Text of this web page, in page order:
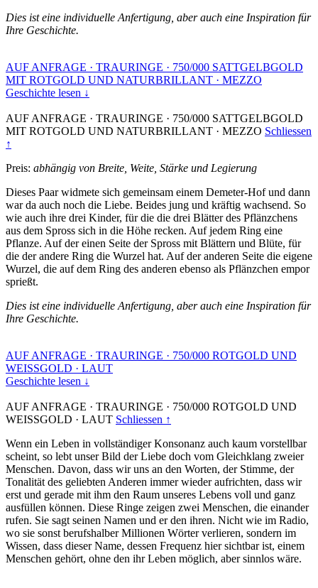
Dies ist eine individuelle Anfertigung, aber auch eine Inspiration für
Ihre Geschichte.
AUF ANFRAGE · TRAURINGE · 750/000 SATTGELBGOLD
MIT ROTGOLD UND NATURBRILLANT · MEZZO
Geschichte lesen ↓
AUF ANFRAGE · TRAURINGE · 750/000 SATTGELBGOLD
MIT ROTGOLD UND NATURBRILLANT · MEZZO Schliessen
↑
Preis: abhängig von Breite, Weite, Stärke und Legierung
Dieses Paar widmete sich gemeinsam einem Demeter-Hof und dann
war da auch noch die Liebe. Beides jung und kräftig wachsend. So
wie auch ihre drei Kinder, für die die drei Blätter des Pflänzchens
aus dem Spross sich in die Höhe recken. Auf jedem Ring eine
Pflanze. Auf der einen Seite der Spross mit Blättern und Blüte, für
die der andere Ring die Wurzel hat. Auf der anderen Seite die eigene
Wurzel, die auf dem Ring des anderen ebenso als Pflänzchen empor
sprießt.
Dies ist eine individuelle Anfertigung, aber auch eine Inspiration für
Ihre Geschichte.
AUF ANFRAGE · TRAURINGE · 750/000 ROTGOLD UND
WEISSGOLD · LAUT
Geschichte lesen ↓
AUF ANFRAGE · TRAURINGE · 750/000 ROTGOLD UND
WEISSGOLD · LAUT Schliessen ↑
Wenn ein Leben in vollständiger Konsonanz auch kaum vorstellbar
scheint, so lebt unser Bild der Liebe doch vom Gleichklang zweier
Menschen. Davon, dass wir uns an den Worten, der Stimme, der
Tonalität des geliebten Anderen immer wieder aufrichten, dass wir
erst und gerade mit ihm den Raum unseres Lebens voll und ganz
ausfüllen können. Diese Ringe zeigen zwei Menschen, die einander
rufen. Sie sagt seinen Namen und er den ihren. Nicht wie im Radio,
wo sie sonst berufshalber Millionen Wörter verlieren, sondern im
Wissen, dass dieser Name, dessen Frequenz hier sichtbar ist, einem
Menschen gehört, ohne den ihr Leben möglich, aber sinnlos wäre.